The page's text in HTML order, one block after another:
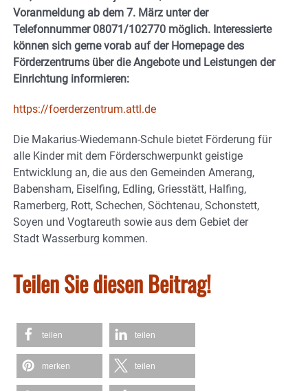
Voranmeldung ab dem 7. März unter der
Telefonnummer 08071/102770 möglich. Interessierte
können sich gerne vorab auf der Homepage des
Förderzentrums über die Angebote und Leistungen der
Einrichtung informieren:
https://foerderzentrum.attl.de
Die Makarius-Wiedemann-Schule bietet Förderung für
alle Kinder mit dem Förderschwerpunkt geistige
Entwicklung an, die aus den Gemeinden Amerang,
Babensham, Eiselfing, Edling, Griesstätt, Halfing,
Ramerberg, Rott, Schechen, Söchtenau, Schonstett,
Soyen und Vogtareuth sowie aus dem Gebiet der
Stadt Wasserburg kommen.
Teilen Sie diesen Beitrag!
teilen teilen
merken teilen